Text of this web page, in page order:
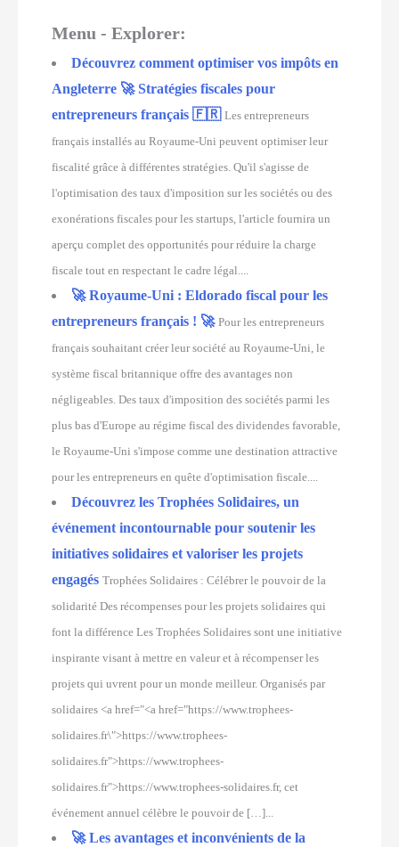
Menu - Explorer:
Découvrez comment optimiser vos impôts en
Angleterre 🚀 Stratégies fiscales pour
entrepreneurs français 🇫🇷 Les entrepreneurs
français installés au Royaume-Uni peuvent optimiser leur
fiscalité grâce à différentes stratégies. Qu'il s'agisse de
l'optimisation des taux d'imposition sur les sociétés ou des
exonérations fiscales pour les startups, l'article fournira un
aperçu complet des opportunités pour réduire la charge
fiscale tout en respectant le cadre légal....
🚀 Royaume-Uni : Eldorado fiscal pour les
entrepreneurs français ! 🚀 Pour les entrepreneurs
français souhaitant créer leur société au Royaume-Uni, le
système fiscal britannique offre des avantages non
négligeables. Des taux d'imposition des sociétés parmi les
plus bas d'Europe au régime fiscal des dividendes favorable,
le Royaume-Uni s'impose comme une destination attractive
pour les entrepreneurs en quête d'optimisation fiscale....
Découvrez les Trophées Solidaires, un
événement incontournable pour soutenir les
initiatives solidaires et valoriser les projets
engagés Trophées Solidaires : Célébrer le pouvoir de la
solidarité Des récompenses pour les projets solidaires qui
font la différence Les Trophées Solidaires sont une initiative
inspirante visant à mettre en valeur et à récompenser les
projets qui uvrent pour un monde meilleur. Organisés par
solidaires <a href="<a href="https://www.trophees-
solidaires.fr\">https://www.trophees-
solidaires.fr">https://www.trophees-
solidaires.fr">https://www.trophees-solidaires.fr, cet
événement annuel célèbre le pouvoir de […]...
🚀 Les avantages et inconvénients de la